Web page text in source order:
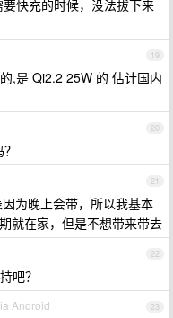
快充的时候，没法拔下来
19
,是 Qi2.2 25W 的 估计国内
20
21
为晚上会带，所以我基本
就在家，但是不想带来带去
22
吧？
23
Android